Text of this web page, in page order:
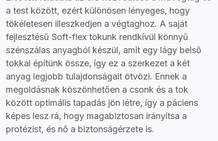
a test között, ezért különösen lényeges, hogy
tökéletesen illeszkedjen a végtaghoz. A saját
fejlesztésű Soft-flex tokunk rendkívül könnyű
szénszálas anyagból készül, amit egy lágy belső
tokkal építünk össze, így ez a szerkezet a két
anyag legjobb tulajdonságait ötvözi. Ennek a
megoldásnak köszönhetően a csonk és a tok
között optimális tapadás jön létre, így a páciens
képes lesz rá, hogy magabiztosan irányítsa a
protézist, és nő a biztonságérzete is.